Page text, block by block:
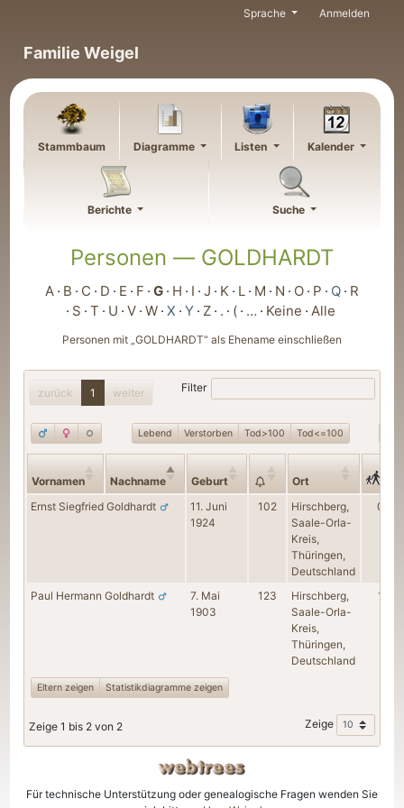
Familie Weigel
Sprache Anmelden
Stammbaum Diagramme Listen Kalender
Berichte Suche
Personen — GOLDHARDT
A B C D E F G H I J K L M N O P Q R
S T U V W X Y Z . ( … Keine Alle
Personen mit „GOLDHARDT“ als Ehename einschließen
zurück 1 weiter Filter
Lebend Verstorben Tod>100 Tod<=100
Vornamen Nachname Geburt
Ort
Ernst Siegfried Goldhardt
11. Juni
1924
102
Hirschberg,
Saale-Orla-
Kreis,
Thüringen,
Deutschland
0
Paul Hermann Goldhardt
7. Mai
1903
123
Hirschberg,
Saale-Orla-
Kreis,
Thüringen,
Deutschland
1
Eltern zeigen Statistikdiagramme zeigen
Zeige 1 bis 2 von 2 Zeige
Für technische Unterstützung oder genealogische Fragen wenden Sie